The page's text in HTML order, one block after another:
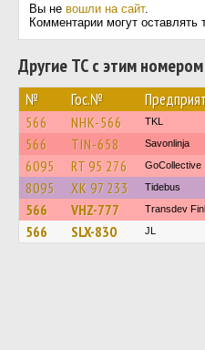
Вы не вошли на сайт.
Комментарии могут оставлять
Другие ТС с этим
№ Гос.№
566 NHK-566 TKL
566 TIN-658 Savonlinja
6095 RT 95 276 GoCollective
8095 XK 97 233 Tidebus
566 VHZ-777 Transdev
566 SLX-830 JL